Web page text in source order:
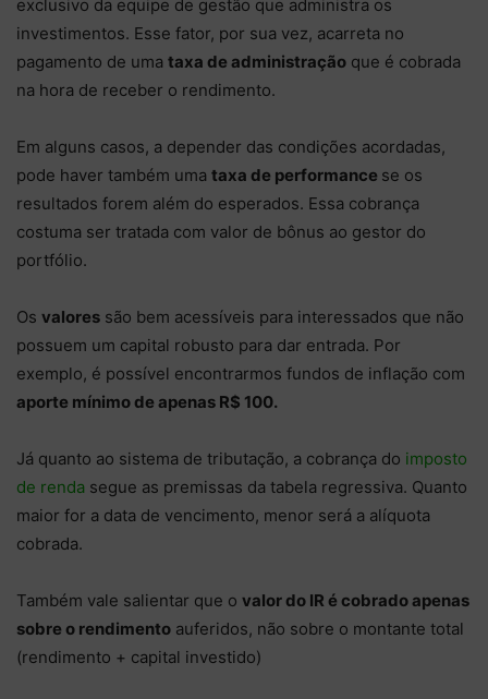
exclusivo da equipe de gestão que administra os
investimentos. Esse fator, por sua vez, acarreta no
pagamento de uma taxa de administração que é cobrada
na hora de receber o rendimento.
Em alguns casos, a depender das condições acordadas,
pode haver também uma taxa de performance se os
resultados forem além do esperados. Essa cobrança
costuma ser tratada com valor de bônus ao gestor do
portfólio.
Os valores são bem acessíveis para interessados que não
possuem um capital robusto para dar entrada. Por
exemplo, é possível encontrarmos fundos de inflação com
aporte mínimo de apenas R$ 100.
Já quanto ao sistema de tributação, a cobrança do imposto
de renda segue as premissas da tabela regressiva. Quanto
maior for a data de vencimento, menor será a alíquota
cobrada.
Também vale salientar que o valor do IR é cobrado apenas
sobre o rendimento auferidos, não sobre o montante total
(rendimento + capital investido)